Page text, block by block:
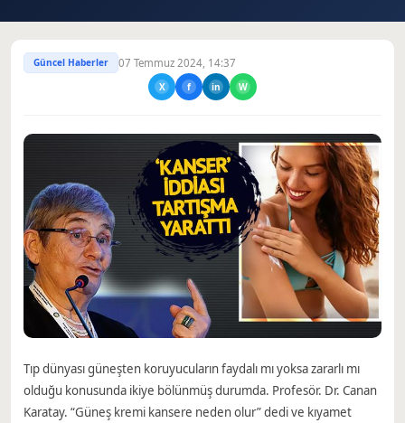
Güncel Haberler 07 Temmuz 2024, 14:37
X f in W
Tıp dünyası güneşten koruyucuların faydalı mı yoksa zararlı mı
olduğu konusunda ikiye bölünmüş durumda. Profesör. Dr. Canan
Karatay. “Güneş kremi kansere neden olur” dedi ve kıyamet